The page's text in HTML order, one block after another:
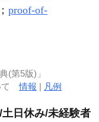
proof-of-
(第5版)」
て情報 | 凡例
日休み/未経験者